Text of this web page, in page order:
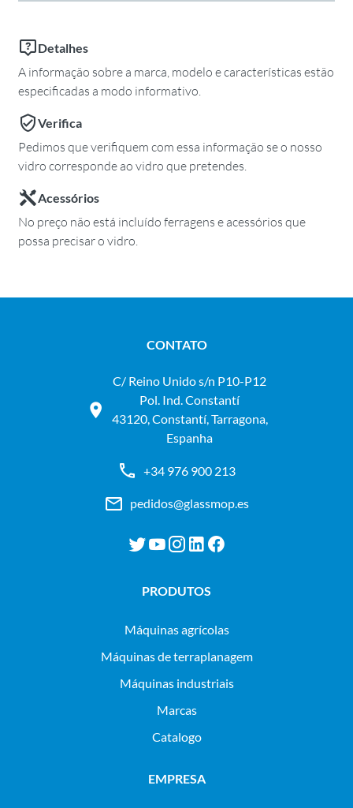
Detalhes
A informação sobre a marca, modelo e características estão
especificadas a modo informativo.
Verifica
Pedimos que verifiquem com essa informação se o nosso
vidro corresponde ao vidro que pretendes.
Acessórios
No preço não está incluído ferragens e acessórios que
possa precisar o vidro.
CONTATO
C/ Reino Unido s/n P10-P12
Pol. Ind. Constantí
43120, Constantí, Tarragona,
Espanha
+34 976 900 213
pedidos@glassmop.es
PRODUTOS
máquinas agrícolas
máquinas de terraplanagem
máquinas industriais
Marcas
Catalogo
EMPRESA